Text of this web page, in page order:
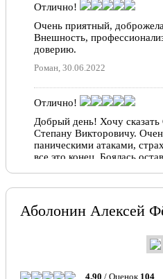
Отлично!
Очень приятный,
Внешность,
доверию.
Роман, 30.06.2022
Отлично!
Добрый день! Хочу
Степану Викторовичу.
паническими атаками,
все это конец, Боялась
Внимательно выслушал мою
про мою болячку, и
этому специалисту.
Аболонин Алексей
4.90 / Оценок 104